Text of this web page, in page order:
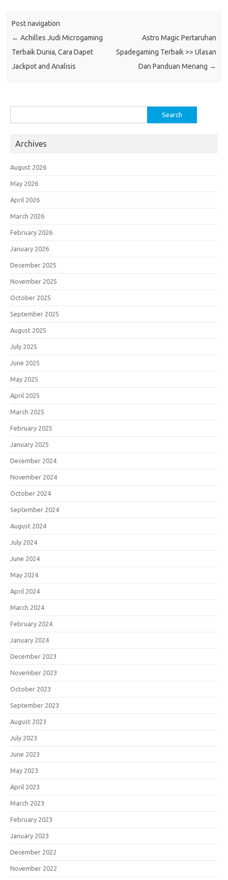
Post navigation
← Achilles Judi Microgaming
Terbaik Dunia, Cara Dapet
Jackpot and Analisis
Astro Magic Pertaruhan
Spadegaming Terbaik >> Ulasan
Dan Panduan Menang →
for:
Archives
August 2026
May 2026
April 2026
March 2026
February 2026
January 2026
December 2025
November 2025
October 2025
September 2025
August 2025
July 2025
June 2025
May 2025
April 2025
March 2025
February 2025
January 2025
December 2024
November 2024
October 2024
September 2024
August 2024
July 2024
June 2024
May 2024
April 2024
March 2024
February 2024
January 2024
December 2023
November 2023
October 2023
September 2023
August 2023
July 2023
June 2023
May 2023
April 2023
March 2023
February 2023
January 2023
December 2022
November 2022